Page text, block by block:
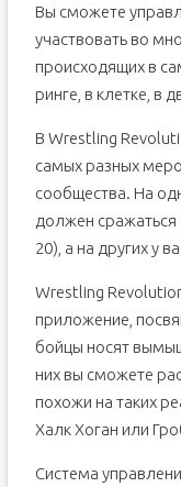
Вы сможете
участвовать во
происходящих в
ринге, в клетке, в
В Wrestling
самых разных
сообщества. На
должен сражаться
20), а на других у
Wrestling
приложение,
бойцы носят
них вы сможете
похожи на таких
Халк Хоган или
Система